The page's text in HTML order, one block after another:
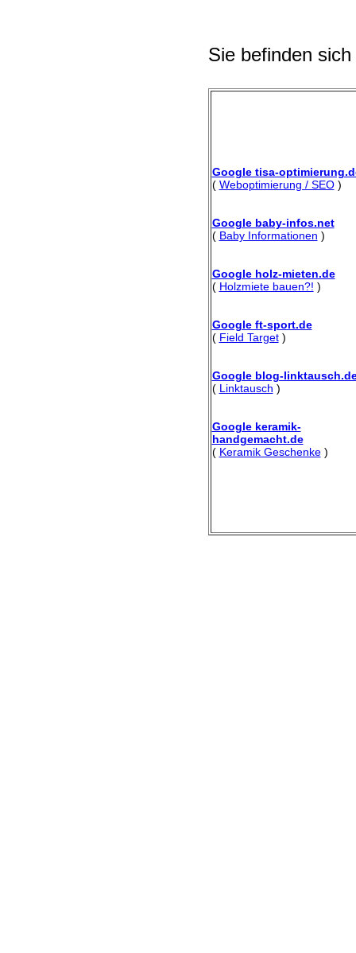
Sie befinden
Google tisa-
( Weboptimierung / SEO)
Google baby-infos.net
( Baby Informationen )
Google holz-mieten.de
( Holzmiete bauen?! )
Google ft-sport.de
( Field Target)
Google blog-
( Linktausch )
Google keramik-
handgemacht.de
( Keramik Geschenke)